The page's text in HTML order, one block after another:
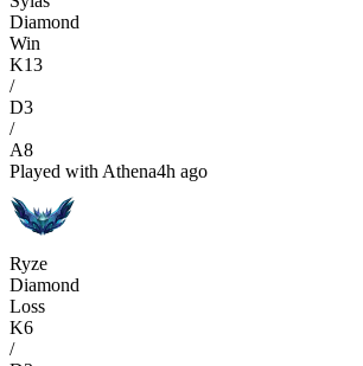
Diamond
Win
K13
/
D3
/
A8
Played with Athena4h ago
Ryze
Diamond
Loss
K6
/